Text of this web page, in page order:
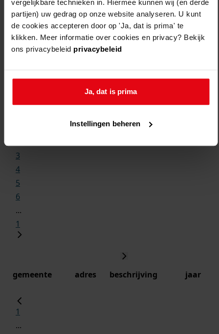
vergelijkbare technieken in. Hiermee kunnen wij (en derde
partijen) uw gedrag op onze website analyseren. U kunt
de cookies accepteren door op 'Ja, dat is prima' te
klikken. Meer informatie over cookies en privacy? Bekijk
ons privacybeleid privacybeleid
Ja, dat is prima
Instellingen beheren
3
4
5
6
...
1
gemeente adres beschrijving jaar
1
...